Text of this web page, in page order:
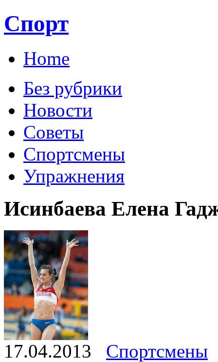
Спорт
Home
Без рубрики
Новости
Советы
Спортсмены
Упражнения
Исинбаева Елена
17.04.2013
Спортсмены